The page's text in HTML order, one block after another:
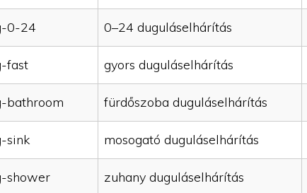
0-24 0–24 duguláselhárítás
fast gyors duguláselhárítás
bathroom fürdőszoba duguláselhárítás
sink mosogató duguláselhárítás
shower zuhany duguláselhárítás